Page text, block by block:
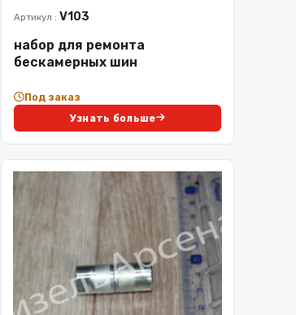
Артикул : V103
набор для ремонта
бескамерных шин
Под заказ
Узнать больше